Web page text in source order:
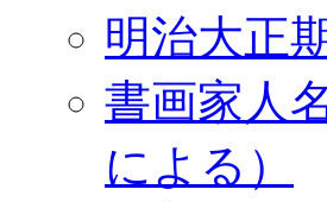
明治大正
書画家人
による）